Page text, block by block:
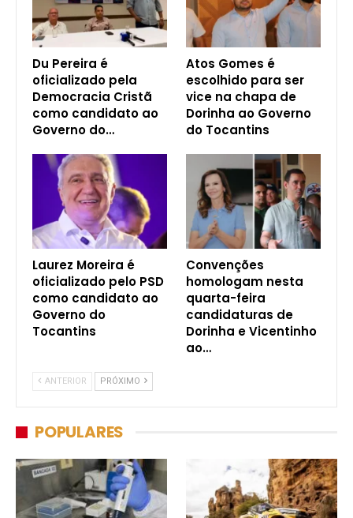
Du Pereira é
oficializado pela
Democracia Cristã
como candidato ao
Governo do…
Atos Gomes é
escolhido para ser
vice na chapa de
Dorinha ao Governo
do Tocantins
Laurez Moreira é
oficializado pelo PSD
como candidato ao
Governo do
Tocantins
Convenções
homologam nesta
quarta-feira
candidaturas de
Dorinha e Vicentinho
ao…
ANTERIOR PRÓXIMO
POPULARES